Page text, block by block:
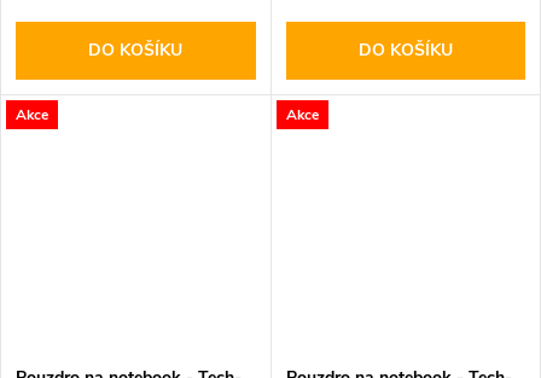
DO KOŠÍKU DO KOŠÍKU
Akce Akce